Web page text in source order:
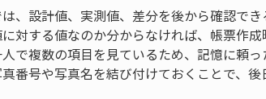
、設計値、実測値、差分を後から確認で
対する値なのか分からなければ、帳票作
で複数の項目を見ているため、記憶に頼
番号や写真名を結び付けておくことで、後